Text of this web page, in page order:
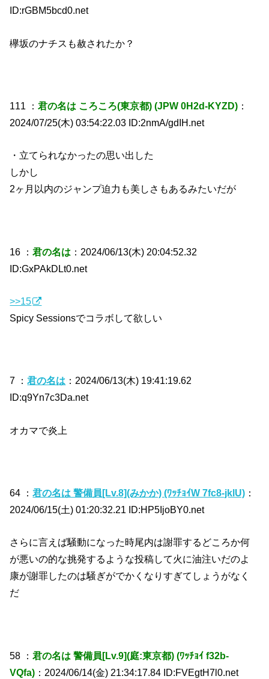
ID:rGBM5bcd0.net
欅坂のナチスも赦されたか？
111 ：君の名は ころころ(東京都) (JPW 0H2d-KYZD) ：
2024/07/25(木) 03:54:22.03 ID:2nmA/gdIH.net
・立てられなかったの思い出した
しかし
2ヶ月以内のジャンプ迫力も美しさもあるみたいだが
16 ：君の名は ：2024/06/13(木) 20:04:52.32
ID:GxPAkDLt0.net
>>15
Spicy Sessionsでコラボして欲しい
7 ：君の名は ：2024/06/13(木) 19:41:19.62
ID:q9Yn7c3Da.net
オカマで炎上
64 ：君の名は 警備員[Lv.8](みかか) (ﾜｯﾁｮｲW 7fc8-jklU) ：
2024/06/15(土) 01:20:32.21 ID:HP5IjoBY0.net
さらに言えば騒動になった時尾内は謝罪するどころか何
が悪いの的な挑発するような投稿して火に油注いだのよ
康が謝罪したのは騒ぎがでかくなりすぎてしょうがなく
だ
58 ：君の名は 警備員[Lv.9](庭:東京都) (ﾜｯﾁｮｲ f32b-
VQfa) ：2024/06/14(金) 21:34:17.84 ID:FVEgtH7l0.net